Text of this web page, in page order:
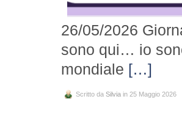
26/05/2026
sono qui… io
mondiale […]
Scritto da Silvia in 25 Maggio 2026